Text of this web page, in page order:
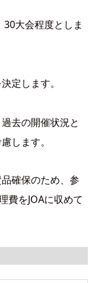
大会程度としま
定します。
去の開催状況と
します。
確保のため、参
費をJOAに収めて